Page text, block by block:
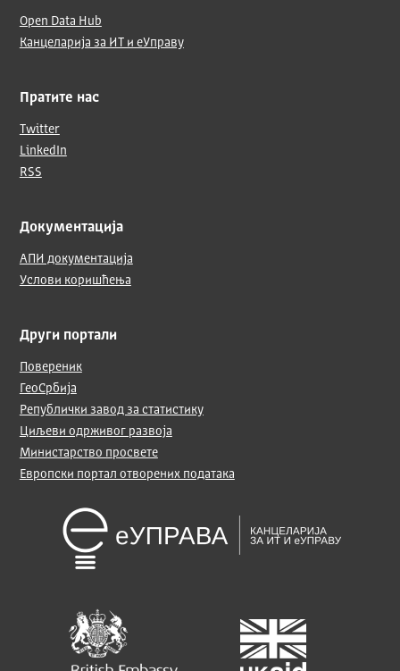
Open Data Hub
Канцеларија за ИТ и еУправу
Пратите нас
Twitter
LinkedIn
RSS
Документација
АПИ документација
Услови коришћења
Други портали
Повереник
ГеоСрбија
Републички завод за статистику
Циљеви одрживог развоја
Министарство просвете
Европски портал отворених података